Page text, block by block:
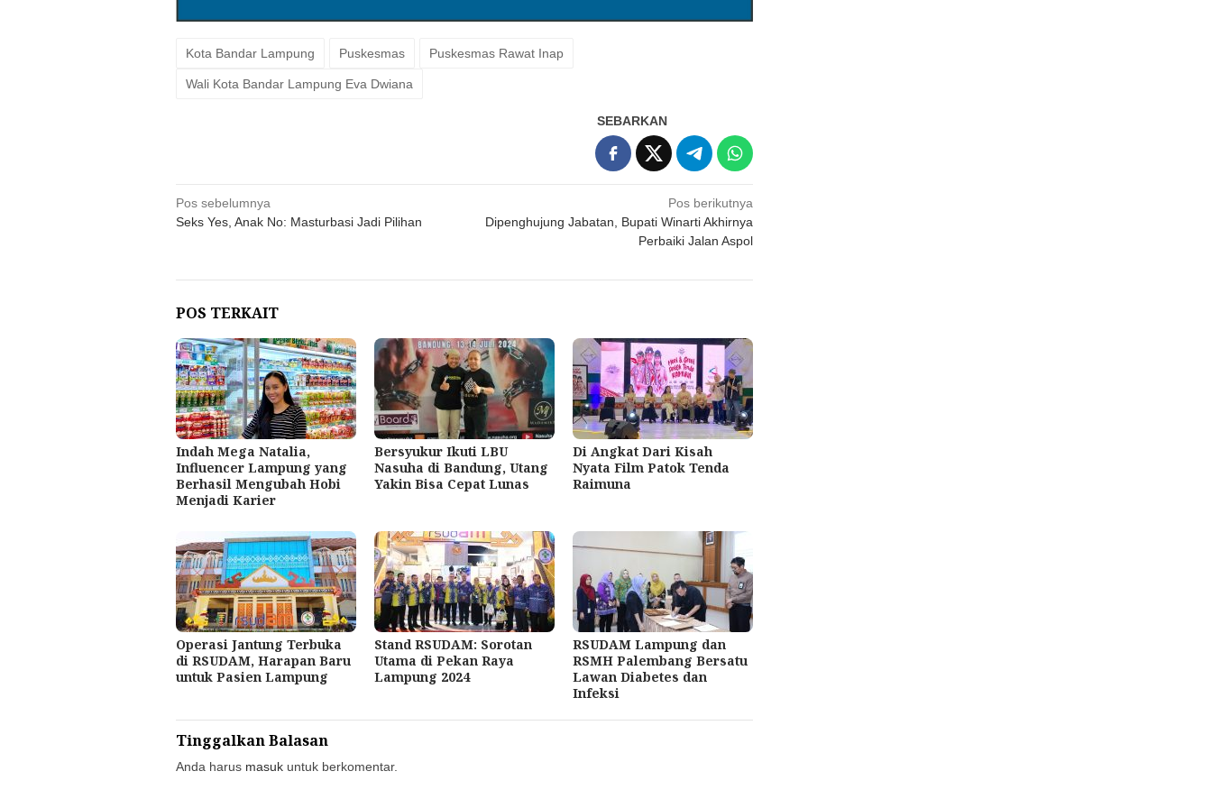
Kota Bandar Lampung Puskesmas Puskesmas Rawat Inap
Wali Kota Bandar Lampung Eva Dwiana
SEBARKAN
Navigasi
pos
Pos sebelumnya
Seks Yes, Anak No: Masturbasi Jadi Pilihan
Pos berikutnya
Dipenghujung Jabatan, Bupati Winarti Akhirnya
Perbaiki Jalan Aspol
POS TERKAIT
Indah Mega Natalia,
Influencer Lampung yang
Berhasil Mengubah Hobi
Menjadi Karier
Bersyukur Ikuti LBU
Nasuha di Bandung, Utang
Yakin Bisa Cepat Lunas
Di Angkat Dari Kisah
Nyata Film Patok Tenda
Raimuna
Operasi Jantung Terbuka
di RSUDAM, Harapan Baru
untuk Pasien Lampung
Stand RSUDAM: Sorotan
Utama di Pekan Raya
Lampung 2024
RSUDAM Lampung dan
RSMH Palembang Bersatu
Lawan Diabetes dan
Infeksi
Tinggalkan Balasan
Anda harus masuk untuk berkomentar.